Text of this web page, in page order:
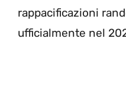
rappacificazioni
ufficialmente nel